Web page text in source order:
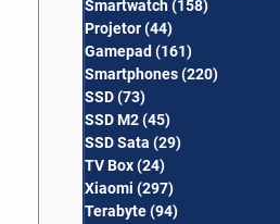
Smartwatch(158)
Projetor(44)
Gamepad (161)
Smartphones(220)
SSD(73)
SSD M2(45)
SSD Sata (29)
TV Box(24)
Xiaomi (297)
Terabyte(94)